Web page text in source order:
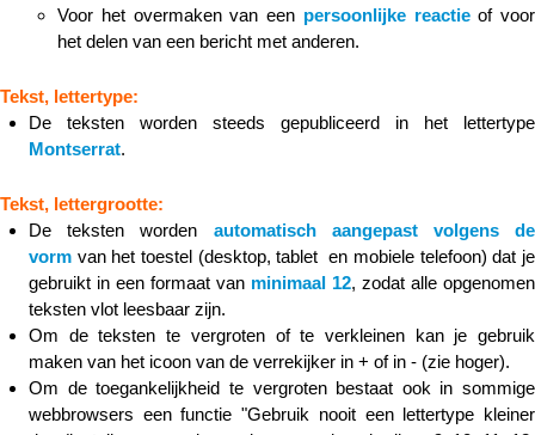
Voor het overmaken van een persoonlijke reactieof voor
het delen van een bericht met anderen.
Tekst, lettertype:
De teksten worden steeds gepubliceerd in het lettertype
Montserrat.
Tekst, lettergrootte:
De teksten worden automatisch aangepast volgens de
vorm van het toestel (desktop, tablet en mobiele telefoon) dat je
gebruikt in een formaat van minimaal 12, zodat alle opgenomen
teksten vlot leesbaar zijn.
Om de teksten te vergroten of te verkleinen kan je gebruik
maken van het icoon van de verrekijker in + of in - (zie hoger).
Om de toegankelijkheid te vergroten bestaat ook in sommige
webbrowsers een functie "Gebruik nooit een lettertype kleiner